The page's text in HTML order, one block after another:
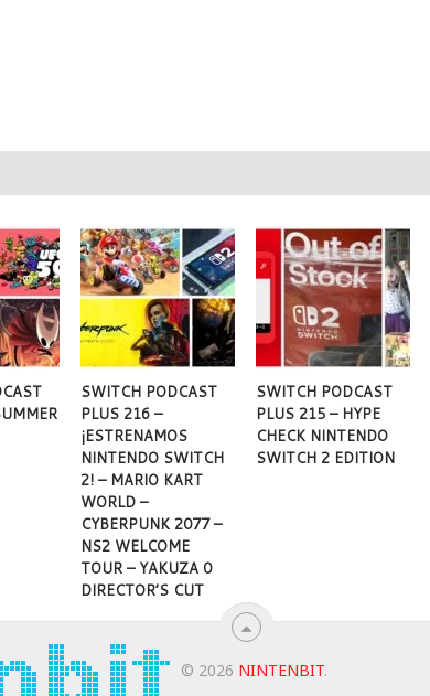
SWITCH PODCAST
PLUS 216 –
¡ESTRENAMOS
NINTENDO SWITCH
2! – MARIO KART
WORLD –
CYBERPUNK 2077 –
NS2 WELCOME
TOUR – YAKUZA 0
DIRECTOR’S CUT
SWITCH PODCAST
PLUS 215 – HYPE
CHECK NINTENDO
SWITCH 2 EDITION
© 2026 NINTENBIT.